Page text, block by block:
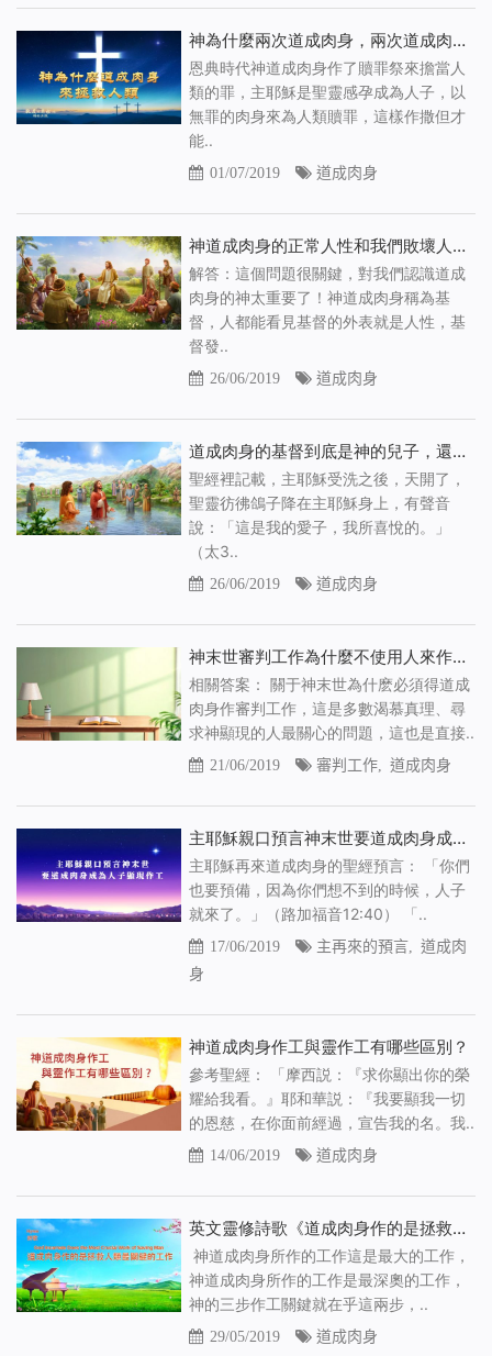
神為什麼兩次道成肉身，兩次道成肉身有什麼意義
恩典時代神道成肉身作了贖罪祭來擔當人
類的罪，主耶穌是聖靈感孕成為人子，以
無罪的肉身來為人類贖罪，這樣作撒但才
能..
01/07/2019 道成肉身
神道成肉身的正常人性和我們敗壞人類的人性到底有什麼區別
解答：這個問題很關鍵，對我們認識道成
肉身的神太重要了！神道成肉身稱為基
督，人都能看見基督的外表就是人性，基
督發..
26/06/2019 道成肉身
道成肉身的基督到底是神的兒子，還是神自己
聖經裡記載，主耶穌受洗之後，天開了，
聖靈彷彿鴿子降在主耶穌身上，有聲音
說：「這是我的愛子，我所喜悅的。」
（太3..
26/06/2019 道成肉身
神末世審判工作為什麼不使用人來作，而必須道成肉身親自作？
相關答案： 關于神末世為什麽必須得道成
肉身作審判工作，這是多數渴慕真理、尋
求神顯現的人最關心的問題，這也是直接..
21/06/2019 審判工作, 道成肉身
主耶穌親口預言神末世要道成肉身成為人子顯現作工
主耶穌再來道成肉身的聖經預言： 「你們
也要預備，因為你們想不到的時候，人子
就來了。」（路加福音12:40） 「..
17/06/2019 主再來的預言, 道成肉
身
神道成肉身作工與靈作工有哪些區別？
參考聖經： 「摩西説：『求你顯出你的榮
耀給我看。』耶和華説：『我要顯我一切
的恩慈，在你面前經過，宣告我的名。我..
14/06/2019 道成肉身
英文靈修詩歌《道成肉身作的是拯救人類最關鍵的工作》【中文字幕】
神道成肉身所作的工作這是最大的工作，
神道成肉身所作的工作是最深奧的工作，
神的三步作工關鍵就在乎這兩步，..
29/05/2019 道成肉身